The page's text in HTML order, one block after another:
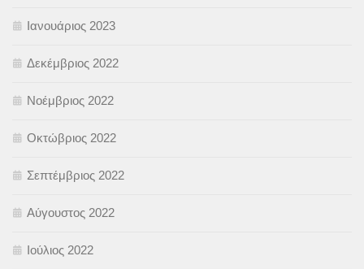
Ιανουάριος 2023
Δεκέμβριος 2022
Νοέμβριος 2022
Οκτώβριος 2022
Σεπτέμβριος 2022
Αύγουστος 2022
Ιούλιος 2022